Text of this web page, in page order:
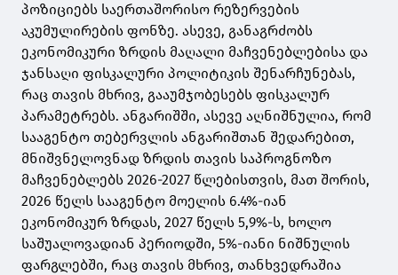
პოზიციებს საერთაშორისო რეზერვების
აკუმულირების ფონზე. ასევე, განაგრძობს
ეკონომიკური ზრდის მაღალი მაჩვენებლებისა და
ჯანსაღი ფისკალური პოლიტიკის შენარჩუნებას,
რაც თავის მხრივ, გააუმჯობესებს ფისკალურ
პარამეტრებს. ანგარიშში, ასევე აღნიშნულია, რომ
სააგენტო თებერვლის ანგარიშთან შედარებით,
მნიშვნელოვნად ზრდის თავის საპროგნოზო
მაჩვენებლებს 2026-2027 წლებისთვის, მათ შორის,
2026 წელს სააგენტო მოელის 6.4%-იან
ეკონომიკურ ზრდას, 2027 წელს 5,9%-ს, ხოლო
საშუალოვადიან პერიოდში, 5%-იანი ნიშნულის
ფარგლებში, რაც თავის მხრივ, თანხვედრაშია